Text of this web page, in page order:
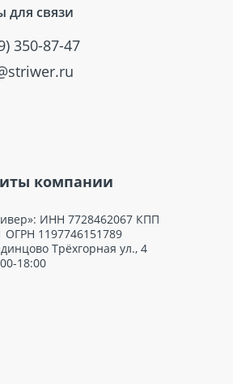
для связи
350-87-47
компании
ИНН 7728462067 КПП
ОГРН 1197746151789
Трёхгорная ул., 4
18:00